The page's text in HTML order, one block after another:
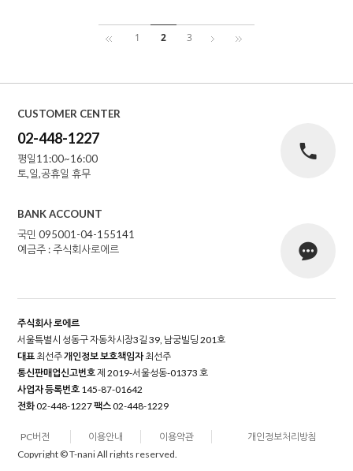
1 2 3
CUSTOMER CENTER
02-448-1227
평일11:00~16:00
토,일,공휴일 휴무
BANK ACCOUNT
국민 095001-04-155141
예금주 : 주식회사로에르
주식회사 로에르
서울특별시 성동구 자동차시장3길 39, 남궁빌딩 201호
대표 최선주개인정보 보호책임자최선주
통신판매업신고번호제 2019-서울성동-01373 호
사업자 등록번호 145-87-01642
전화02-448-1227팩스02-448-1229
PC버전 이용안내 이용약관
개인정보처리방침
Copyright © T-nani All rights reserved.